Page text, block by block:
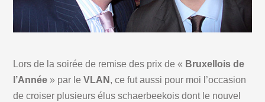
Lors de la soirée de remise des prix de « Bruxellois de
l’Année » par leVLAN , ce fut aussi pour moi l’occasion
de croiser plusieurs élus schaerbeekois dont le nouvel